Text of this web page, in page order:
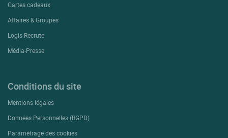
Cartes cadeaux
Affaires & Groupes
Logis Recrute
Média-Presse
Conditions du site
Mentions légales
Données Personnelles (RGPD)
Paramétrage des cookies